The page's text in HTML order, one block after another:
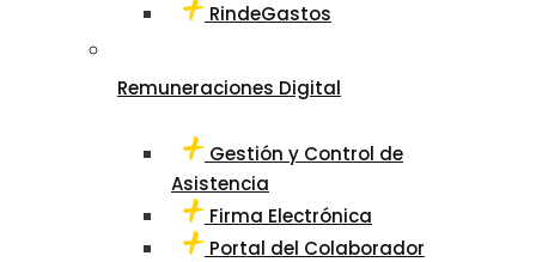
RindeGastos
Remuneraciones Digital
Gestión y Control de
Asistencia
Firma Electrónica
Portal del Colaborador